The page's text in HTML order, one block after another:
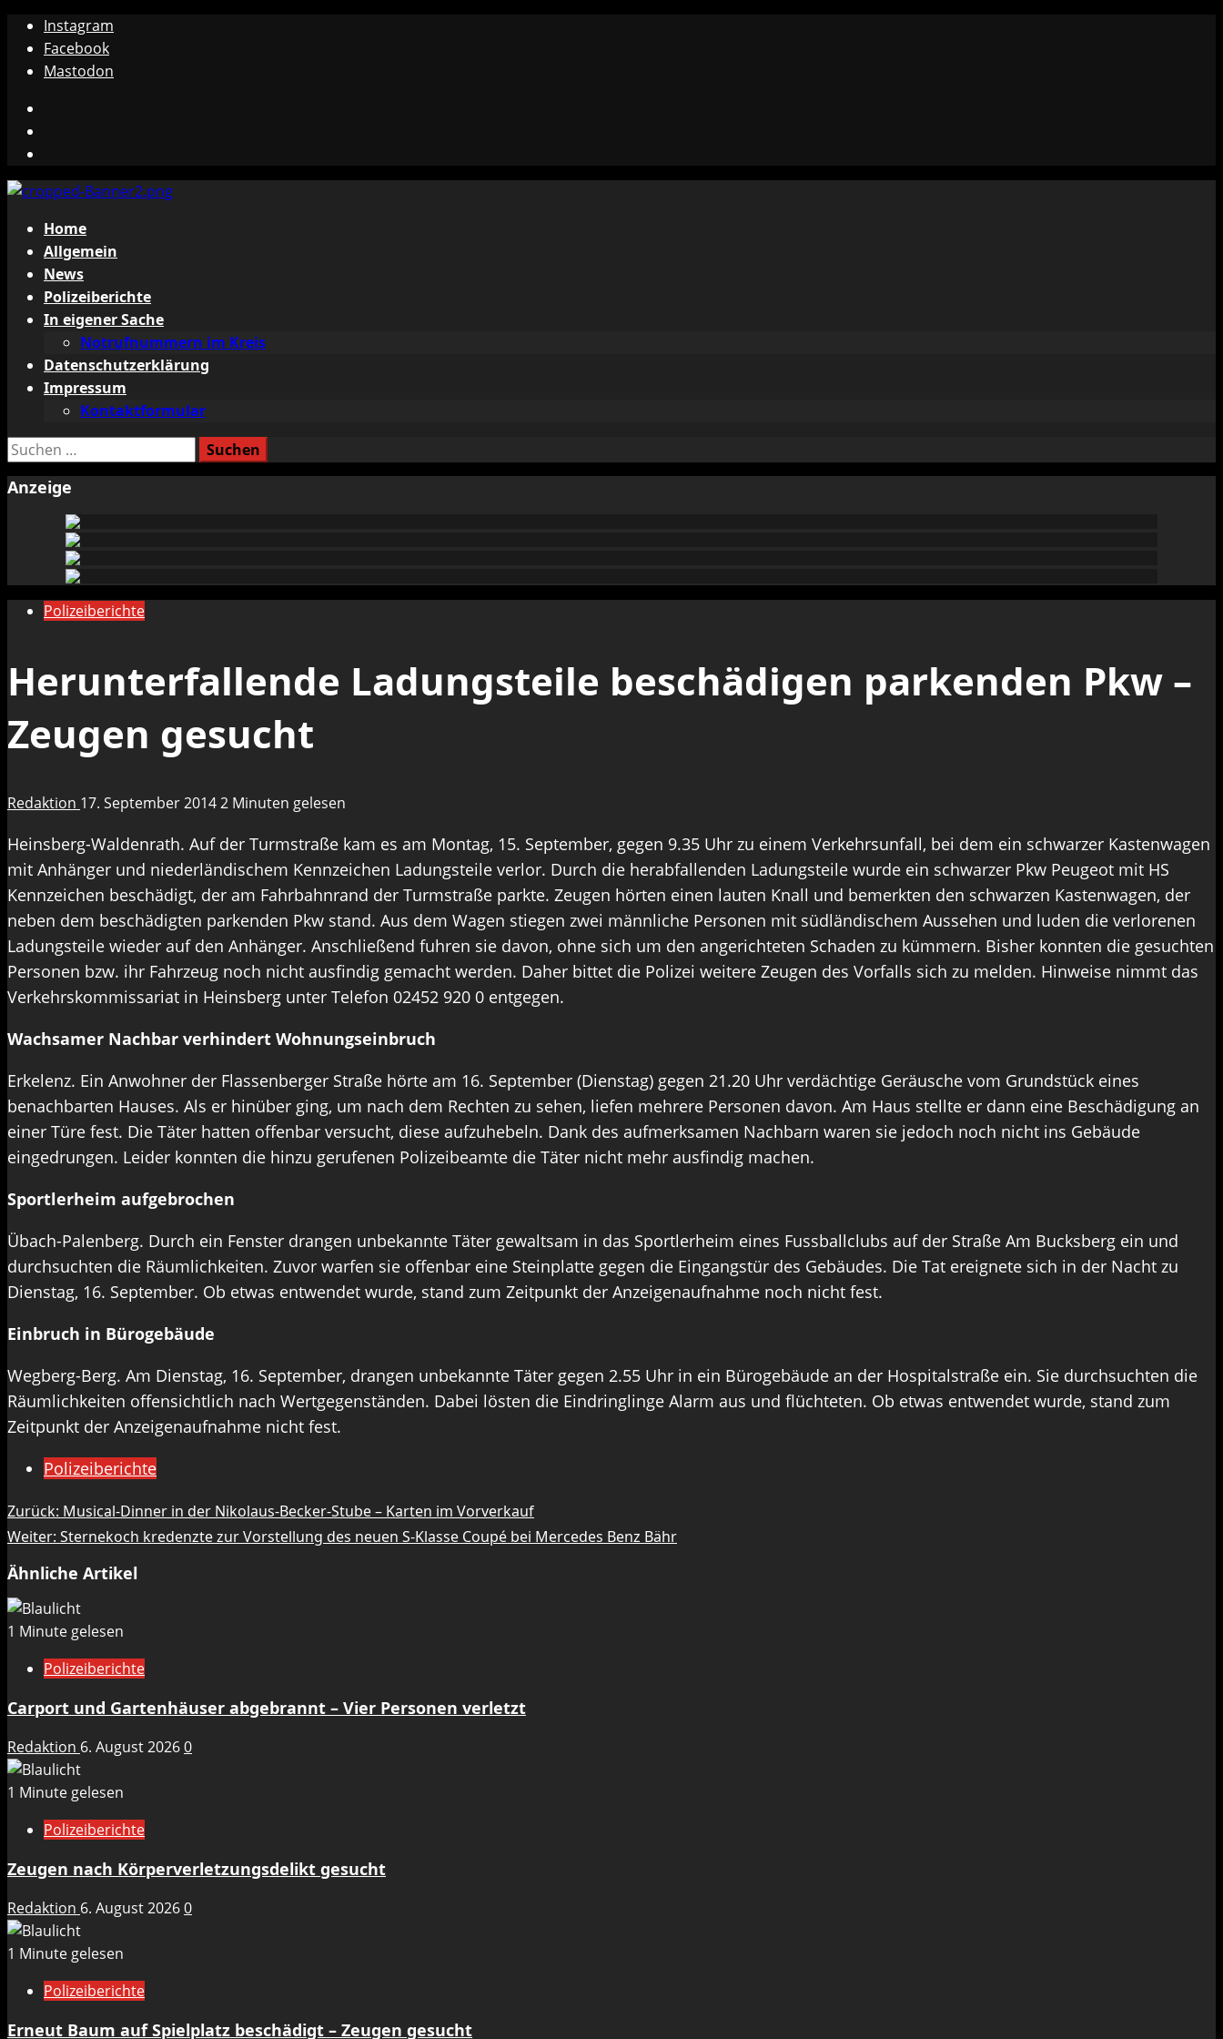
Zum
Inhalt
springen
Instagram
Facebook
Mastodon
Primäres
Menü
Home
Allgemein
News
Polizeiberichte
In eigener Sache
Notrufnummern im Kreis
Datenschutzerklärung
Impressum
Kontaktformular
Suchen
Anzeige
Polizeiberichte
Herunterfallende Ladungsteile beschädigen parkenden Pkw –
Zeugen gesucht
Redaktion 17. September 20142 Minuten gelesen
Heinsberg-Waldenrath. Auf der Turmstraße kam es am Montag, 15. September, gegen 9.35 Uhr zu einem Verkehrsunfall, bei dem ein schwarzer Kastenwagen
mit Anhänger und niederländischem Kennzeichen Ladungsteile verlor. Durch die herabfallenden Ladungsteile wurde ein schwarzer Pkw Peugeot mit HS
Kennzeichen beschädigt, der am Fahrbahnrand der Turmstraße parkte. Zeugen hörten einen lauten Knall und bemerkten den schwarzen Kastenwagen, der
neben dem beschädigten parkenden Pkw stand. Aus dem Wagen stiegen zwei männliche Personen mit südländischem Aussehen und luden die verlorenen
Ladungsteile wieder auf den Anhänger. Anschließend fuhren sie davon, ohne sich um den angerichteten Schaden zu kümmern. Bisher konnten die gesuchten
Personen bzw. ihr Fahrzeug noch nicht ausfindig gemacht werden. Daher bittet die Polizei weitere Zeugen des Vorfalls sich zu melden. Hinweise nimmt das
Verkehrskommissariat in Heinsberg unter Telefon 02452 920 0 entgegen.
Wachsamer Nachbar verhindert Wohnungseinbruch
Erkelenz. Ein Anwohner der Flassenberger Straße hörte am 16. September (Dienstag) gegen 21.20 Uhr verdächtige Geräusche vom Grundstück eines
benachbarten Hauses. Als er hinüber ging, um nach dem Rechten zu sehen, liefen mehrere Personen davon. Am Haus stellte er dann eine Beschädigung an
einer Türe fest. Die Täter hatten offenbar versucht, diese aufzuhebeln. Dank des aufmerksamen Nachbarn waren sie jedoch noch nicht ins Gebäude
eingedrungen. Leider konnten die hinzu gerufenen Polizeibeamte die Täter nicht mehr ausfindig machen.
Sportlerheim aufgebrochen
Übach-Palenberg. Durch ein Fenster drangen unbekannte Täter gewaltsam in das Sportlerheim eines Fussballclubs auf der Straße Am Bucksberg ein und
durchsuchten die Räumlichkeiten. Zuvor warfen sie offenbar eine Steinplatte gegen die Eingangstür des Gebäudes. Die Tat ereignete sich in der Nacht zu
Dienstag, 16. September. Ob etwas entwendet wurde, stand zum Zeitpunkt der Anzeigenaufnahme noch nicht fest.
Einbruch in Bürogebäude
Wegberg-Berg. Am Dienstag, 16. September, drangen unbekannte Täter gegen 2.55 Uhr in ein Bürogebäude an der Hospitalstraße ein. Sie durchsuchten die
Räumlichkeiten offensichtlich nach Wertgegenständen. Dabei lösten die Eindringlinge Alarm aus und flüchteten. Ob etwas entwendet wurde, stand zum
Zeitpunkt der Anzeigenaufnahme nicht fest.
Polizeiberichte
Beitragsnavigation
Zurück: Musical-Dinner in der Nikolaus-Becker-Stube – Karten im Vorverkauf
Weiter: Sternekoch kredenzte zur Vorstellung des neuen S-Klasse Coupé bei Mercedes Benz Bähr
Ähnliche Artikel
1 Minute gelesen
Polizeiberichte
Carport und Gartenhäuser abgebrannt – Vier Personen verletzt
Redaktion 6. August 20260
1 Minute gelesen
Polizeiberichte
Zeugen nach Körperverletzungsdelikt gesucht
Redaktion 6. August 20260
1 Minute gelesen
Polizeiberichte
Erneut Baum auf Spielplatz beschädigt – Zeugen gesucht